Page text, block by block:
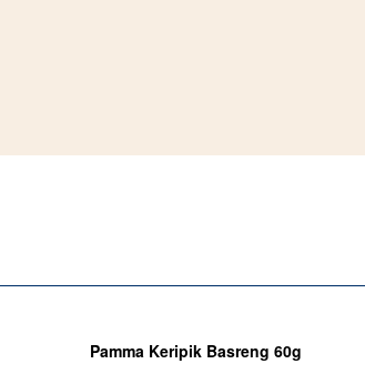
Pamma Keripik Basreng 60g